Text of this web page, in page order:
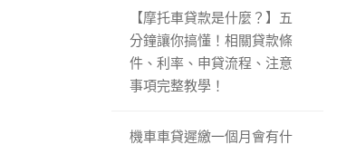
【摩托車貸款是什麼？】五
分鐘讓你搞懂！相關貸款條
件、利率、申貸流程、注意
事項完整教學！
機車車貸遲繳一個月會有什